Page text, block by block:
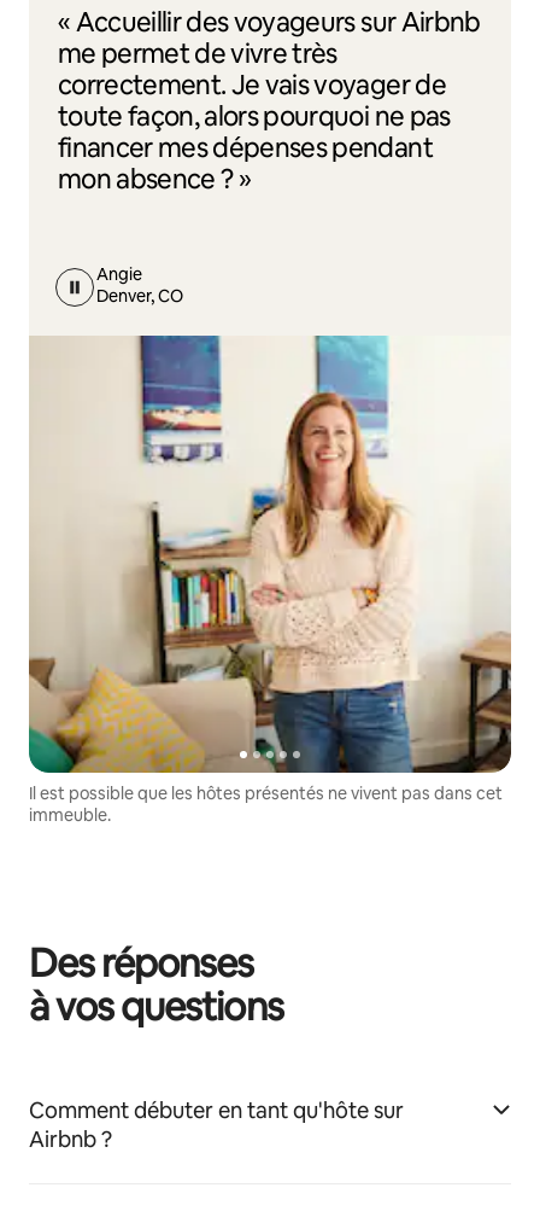
« Accueillir des voyageurs sur Airbnb
me permet de vivre très
correctement. Je vais voyager de
toute façon, alors pourquoi ne pas
financer mes dépenses pendant
mon absence ? »
Angie
Denver, CO
Il est possible que les hôtes présentés ne vivent pas dans cet
immeuble.
Des réponses
à vos questions
Comment débuter en tant qu'hôte sur
Airbnb ?